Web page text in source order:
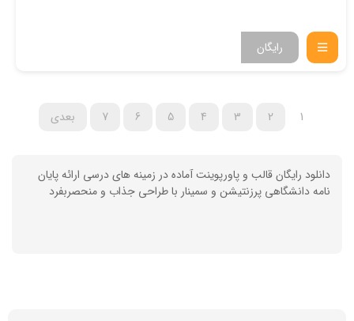
رایگان
1
2
3
4
5
6
7 بعدی
دانلود رایگان قالب و پاورپوینت آماده در زمینه های درسی ارائه پایان
نامه دانشگاهی پرزنتیشن و سمینار با طراحی جذاب و منحصربفرد